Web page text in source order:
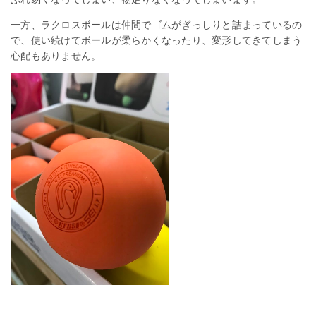
一方、ラクロスボールは仲間でゴムがぎっしりと詰まっているの
で、使い続けてボールが柔らかくなったり、変形してきてしまう
心配もありません。